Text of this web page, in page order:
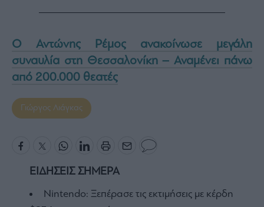
Ο Αντώνης Ρέμος ανακοίνωσε μεγάλη
συναυλία στη Θεσσαλονίκη – Αναμένει πάνω
από 200.000 θεατές
Γιώργος Λιάγκας
ΕΙΔΗΣΕΙΣ ΣΗΜΕΡΑ
Nintendo: Ξεπέρασε τις εκτιμήσεις με κέρδη